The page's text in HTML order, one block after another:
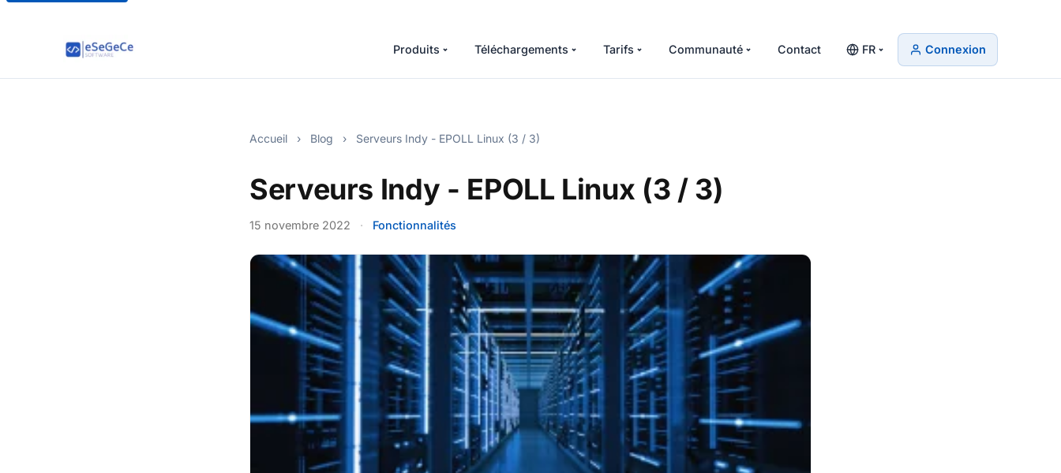
Produits Téléchargements Tarifs Communauté Contact FR Connexion
Accueil › Blog › Serveurs Indy - EPOLL Linux (3 / 3)
Serveurs Indy - EPOLL Linux (3 / 3)
15 novembre 2022 · Fonctionnalités